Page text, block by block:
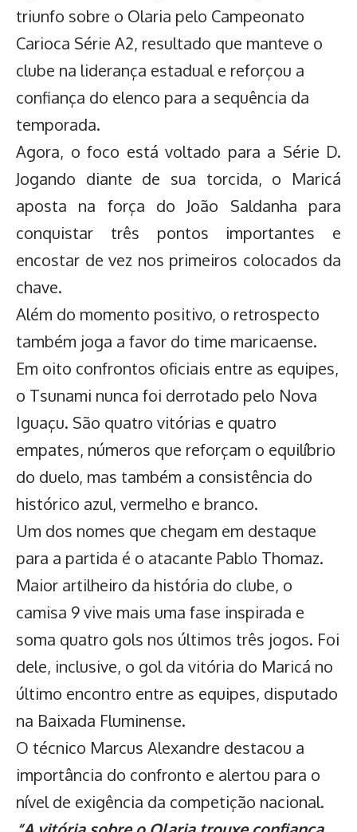
triunfo sobre o Olaria pelo Campeonato
Carioca Série A2, resultado que manteve o
clube na liderança estadual e reforçou a
confiança do elenco para a sequência da
temporada.
Agora, o foco está voltado para a Série D.
Jogando diante de sua torcida, o Maricá
aposta na força do João Saldanha para
conquistar três pontos importantes e
encostar de vez nos primeiros colocados da
chave.
Além do momento positivo, o retrospecto
também joga a favor do time maricaense.
Em oito confrontos oficiais entre as equipes,
o Tsunami nunca foi derrotado pelo Nova
Iguaçu. São quatro vitórias e quatro
empates, números que reforçam o equilíbrio
do duelo, mas também a consistência do
histórico azul, vermelho e branco.
Um dos nomes que chegam em destaque
para a partida é o atacante Pablo Thomaz.
Maior artilheiro da história do clube, o
camisa 9 vive mais uma fase inspirada e
soma quatro gols nos últimos três jogos. Foi
dele, inclusive, o gol da vitória do Maricá no
último encontro entre as equipes, disputado
na Baixada Fluminense.
O técnico Marcus Alexandre destacou a
importância do confronto e alertou para o
nível de exigência da competição nacional.